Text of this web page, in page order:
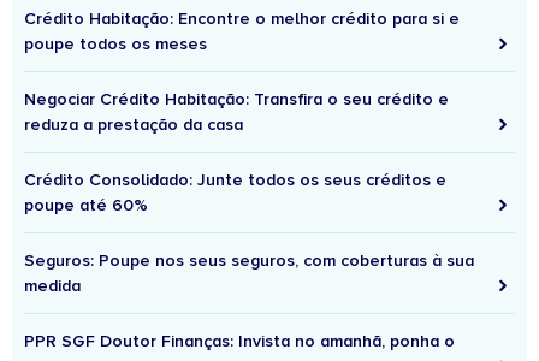
Crédito Habitação: Encontre o melhor crédito para si e
poupe todos os meses
Negociar Crédito Habitação: Transfira o seu crédito e
reduza a prestação da casa
Crédito Consolidado: Junte todos os seus créditos e
poupe até 60%
Seguros: Poupe nos seus seguros, com coberturas à sua
medida
PPR SGF Doutor Finanças: Invista no amanhã, ponha o